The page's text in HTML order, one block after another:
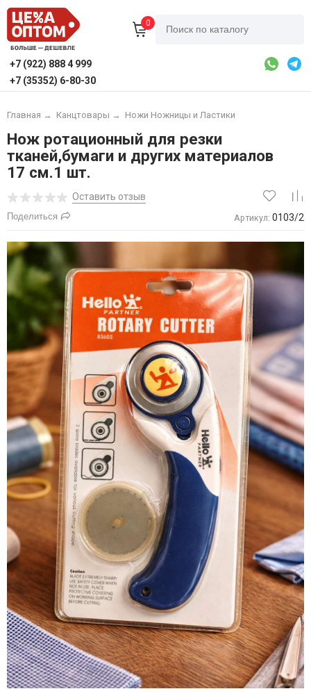
0
+7 (922) 888 4 999
+7 (35352) 6-80-30
Главная → Канцтовары → Ножи Ножницы и Ластики
Нож ротационный для резки
тканей,бумаги и других материалов
17 см.1 шт.
Оставить отзыв
Поделиться Артикул: 0103/2